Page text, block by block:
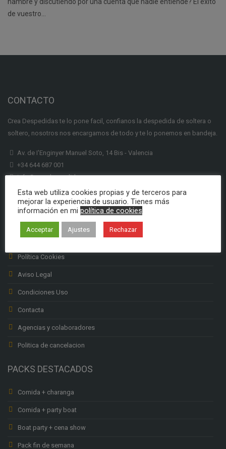
de vuestro…
CONTACTO
Crea Despedidas te lo pone facil, confianos la despedida de soltera o
soltero, nosotros nos encargamos de todo y te lo ponemos en bandeja.
Av. de I'Enginyer Manuel Soto, 14 Bis - Valencia
+34 644 687 001
info@creadespedidas.com
INFORMACION
Subenciones Labora
Política privacidad
Política Cookies
Aviso Legal
Condiciones Uso
Contacta
Agencias y colaboradores
Politica de cancelacion
PACKS DESTACADOS
Comida + charanga
Comida + party boat
Boat party + cena show
Pack fin de semana
Esta web utiliza cookies propias y de terceros para
mejorar la experiencia de usuario. Tienes más
información en mi política de cookies
Acceptar Ajustes Rechazar